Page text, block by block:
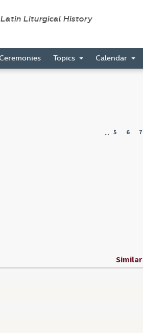
Liturgical History
Ceremonies Topics Calendar
... 5 6 7
Similar